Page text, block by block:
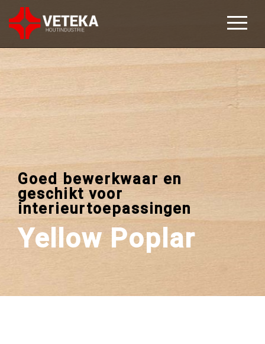
Goed bewerkwaar en
geschikt voor
interieurtoepassingen
Yellow Poplar